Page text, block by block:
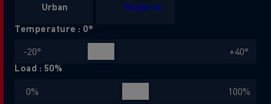
Urban
Regional
Temperature : 0°
Load : 50%